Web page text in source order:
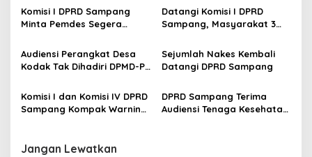
II yang Tak Bisa Cair
Komisi I DPRD Sampang
Minta Pemdes Segera
BUMDes
Datangi Komisi I DPRD
Sampang, Masyarakat 3
Warga Pajeruan-
Palenggian-Komis
Audiensi Perangkat Desa
Kodak Tak Dihadiri DPMD-Pj
DPRD Sampang
Sejumlah Nakes Kembali
Datangi DPRD Sampang
Komisi I dan Komisi IV DPRD
Sampang Kompak Warning
DPRD Sampang Terima
Audiensi Tenaga Kesehatan,
Jangan Lewatkan